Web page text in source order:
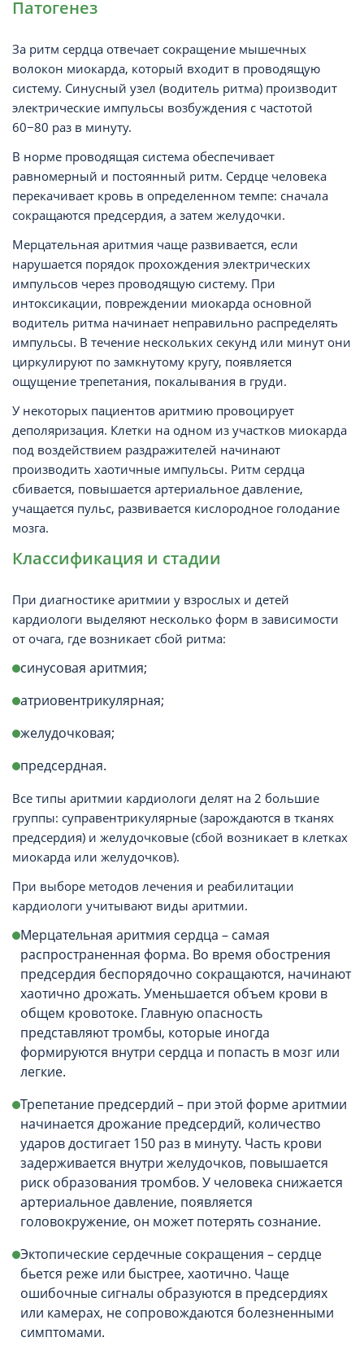
Патогенез
За ритм сердца отвечает сокращение мышечных
волокон миокарда, который входит в проводящую
систему. Синусный узел (водитель ритма) производит
электрические импульсы возбуждения с частотой
60−80 раз в минуту.
В норме проводящая система обеспечивает
равномерный и постоянный ритм. Сердце человека
перекачивает кровь в определенном темпе: сначала
сокращаются предсердия, а затем желудочки.
Мерцательная аритмия чаще развивается, если
нарушается порядок прохождения электрических
импульсов через проводящую систему. При
интоксикации, повреждении миокарда основной
водитель ритма начинает неправильно распределять
импульсы. В течение нескольких секунд или минут они
циркулируют по замкнутому кругу, появляется
ощущение трепетания, покалывания в груди.
У некоторых пациентов аритмию провоцирует
деполяризация. Клетки на одном из участков миокарда
под воздействием раздражителей начинают
производить хаотичные импульсы. Ритм сердца
сбивается, повышается артериальное давление,
учащается пульс, развивается кислородное голодание
мозга.
Классификация и стадии
При диагностике аритмии у взрослых и детей
кардиологи выделяют несколько форм в зависимости
от очага, где возникает сбой ритма:
синусовая аритмия;
атриовентрикулярная;
желудочковая;
предсердная.
Все типы аритмии кардиологи делят на 2 большие
группы: суправентрикулярные (зарождаются в тканях
предсердия) и желудочковые (сбой возникает в клетках
миокарда или желудочков).
При выборе методов лечения и реабилитации
кардиологи учитывают виды аритмии.
Мерцательная аритмия сердца – самая
распространенная форма. Во время обострения
предсердия беспорядочно сокращаются, начинают
хаотично дрожать. Уменьшается объем крови в
общем кровотоке. Главную опасность
представляют тромбы, которые иногда
формируются внутри сердца и попасть в мозг или
легкие.
Трепетание предсердий – при этой форме аритмии
начинается дрожание предсердий, количество
ударов достигает 150 раз в минуту. Часть крови
задерживается внутри желудочков, повышается
риск образования тромбов. У человека снижается
артериальное давление, появляется
головокружение, он может потерять сознание.
Эктопические сердечные сокращения – сердце
бьется реже или быстрее, хаотично. Чаще
ошибочные сигналы образуются в предсердиях
или камерах, не сопровождаются болезненными
симптомами.